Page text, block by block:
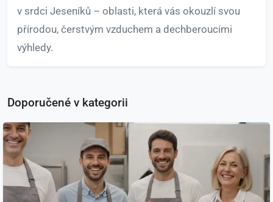
v srdci Jeseníků – oblasti, která vás okouzlí svou
přírodou, čerstvým vzduchem a dechberoucími
výhledy.
Doporučené v kategorii